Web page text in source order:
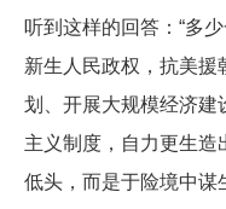
听到这样的回答：“多
新生人民政权，抗美援
划、开展大规模经济建
主义制度，自力更生
低头，而是于险境中谋